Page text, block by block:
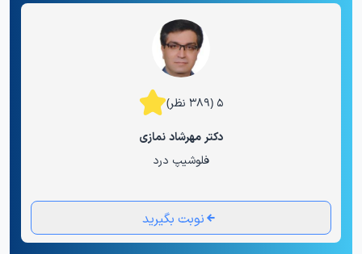
۵ (۳۸۹ نظر)
دکتر مهرشاد نمازی
فلوشیپ درد
نوبت بگیرید